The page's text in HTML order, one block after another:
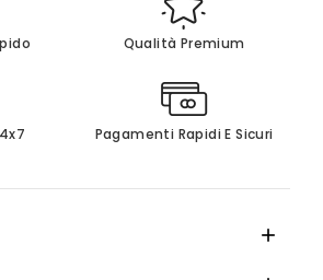
Qualità Premium
Pagamenti Rapidi E Sicuri
